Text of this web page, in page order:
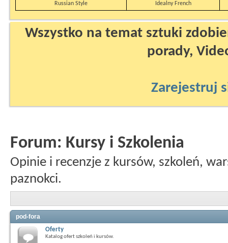
Russian Style
Idealny French
Wszystko na temat sztuki
porady,
Zarejestruj
Forum: Kursy i Szkolenia
Opinie i recenzje z kursów, szkoleń,
paznokci.
pod-fora
Oferty
Katalog ofert szkoleń i kursów.